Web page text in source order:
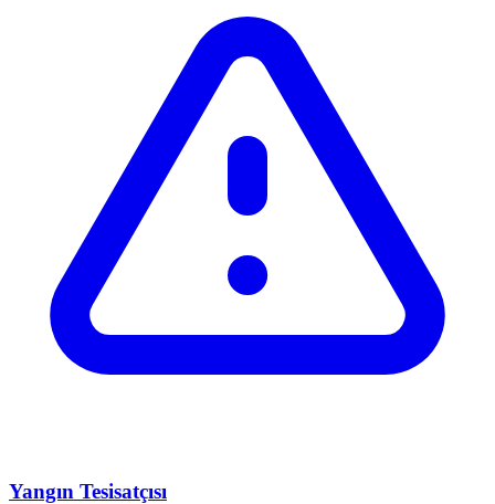
Yangın Tesisatçısı